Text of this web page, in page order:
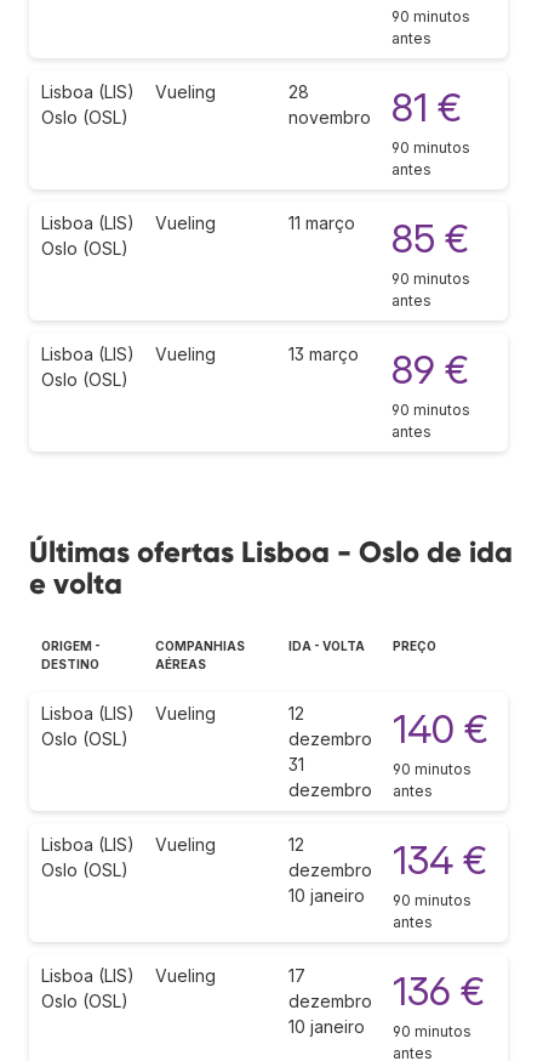
90 minutos
antes
Lisboa (LIS)
Oslo (OSL)
Vueling
28
novembro
81 €
90 minutos
antes
Lisboa (LIS)
Oslo (OSL)
Vueling 11 março 85 €
90 minutos
antes
Lisboa (LIS)
Oslo (OSL)
Vueling 13 março 89 €
90 minutos
antes
Últimas ofertas Lisboa - Oslo de ida
e volta
ORIGEM -
DESTINO
COMPANHIAS
AÉREAS
IDA - VOLTA PREÇO
Lisboa (LIS)
Oslo (OSL)
Vueling
12
dezembro
31
dezembro
140 €
90 minutos
antes
Lisboa (LIS)
Oslo (OSL)
Vueling
12
dezembro
10 janeiro
134 €
90 minutos
antes
Lisboa (LIS)
Oslo (OSL)
Vueling
17
dezembro
10 janeiro
136 €
90 minutos
antes